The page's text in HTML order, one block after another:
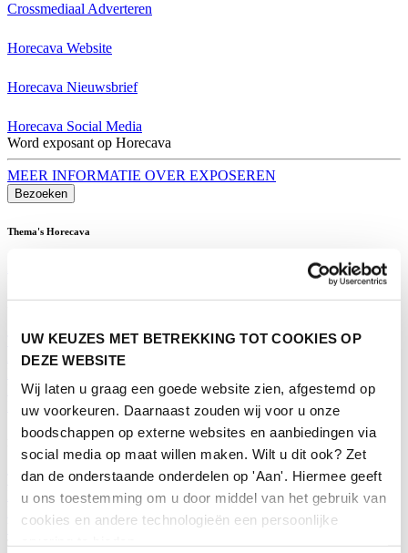
UW KEUZES MET BETREKKING TOT COOKIES OP
DEZE WEBSITE
Wij laten u graag een goede website zien, afgestemd op
uw voorkeuren. Daarnaast zouden wij voor u onze
boodschappen op externe websites en aanbiedingen via
social media op maat willen maken. Wilt u dit ook? Zet
dan de onderstaande onderdelen op 'Aan'. Hiermee geeft
u ons toestemming om u door middel van het gebruik van
cookies en andere technologieën een persoonlijke
Crossmediaal Adverteren
Horecava Website
Horecava Nieuwsbrief
Horecava Social Media
Word exposant op Horecava
MEER INFORMATIE OVER EXPOSEREN
Bezoeken
Thema's Horecava
Programma
Terugblik
Activiteiten
Plattegrond
Programma
Bezoekersinformatie
Tickets
Bezoekersinformatie
Bereikbaarheid Horecava
Veelgestelde Vragen
Ticket kopen voor Horecava